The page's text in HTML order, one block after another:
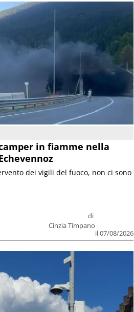
in fiamme nella
di
Cinzia Timpano
il 07/08/2026
dei vigili del fuoco, non ci sono